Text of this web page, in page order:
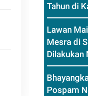
Tahun di
Lawan
Mesra di
Dilakukan
Pospam